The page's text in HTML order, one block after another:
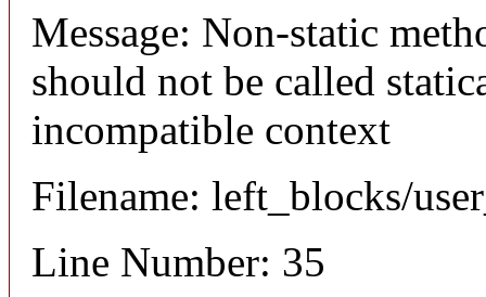
Message: Non-static
should not be called
incompatible context
Filename: left_blocks/
Line Number: 35